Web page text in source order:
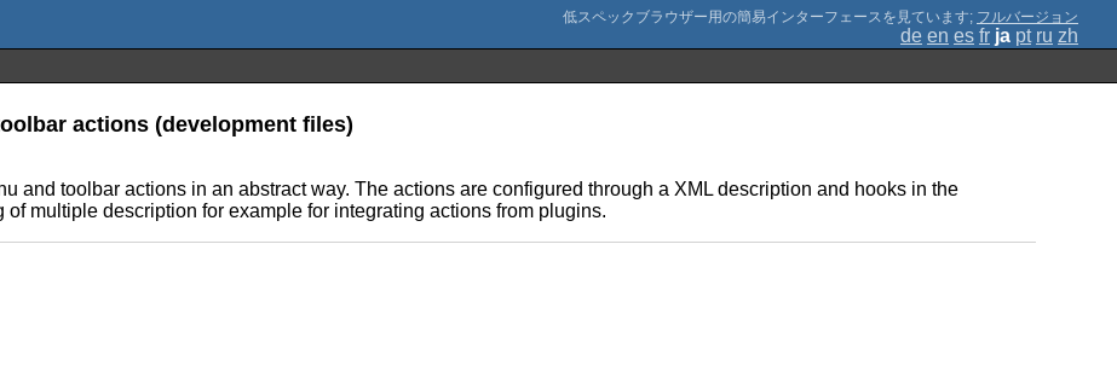
; フルバージョン
de en es fr ja pt ru zh
actions (development files)
and toolbar actions in an abstract way. The actions are configured through a XML description and hooks in the
multiple description for example for integrating actions from plugins.